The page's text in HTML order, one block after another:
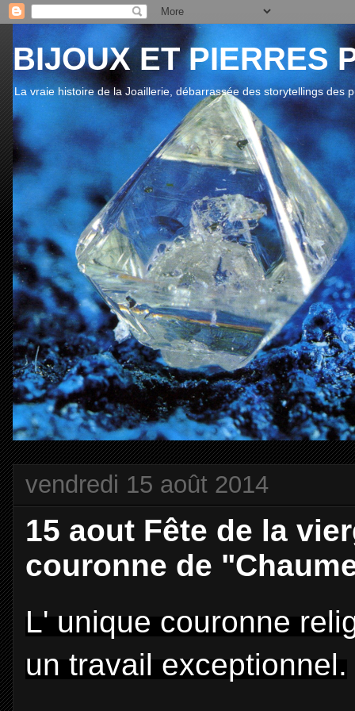
BIJOUX ET PIERRES
La vraie histoire de la Joaillerie, débarrassée des storytellings des
vendredi 15 août 2014
15 aout Fête de la
couronne de
L' unique couronne
un travail exceptionnel.